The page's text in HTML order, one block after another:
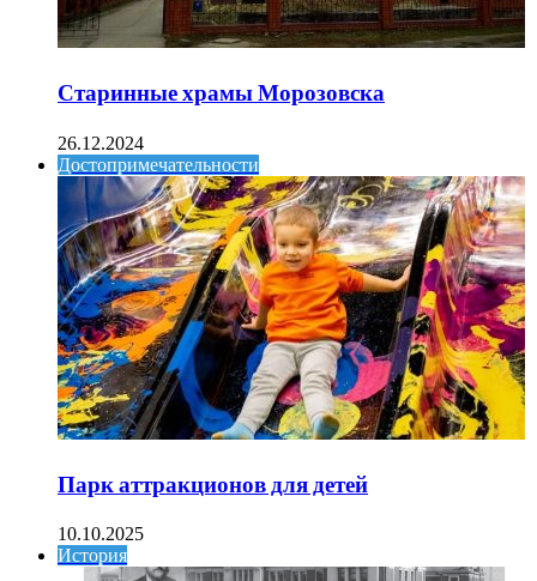
Старинные храмы Морозовска
26.12.2024
Достопримечательности
Парк аттракционов для детей
10.10.2025
История